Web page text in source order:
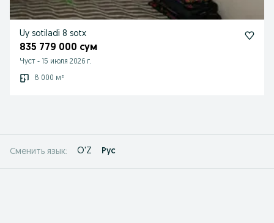
Uy sotiladi 8 sotx
835 779 000 сум
Чуст - 15 июля 2026 г.
8 000 м²
Сменить язык: O'Z Рус